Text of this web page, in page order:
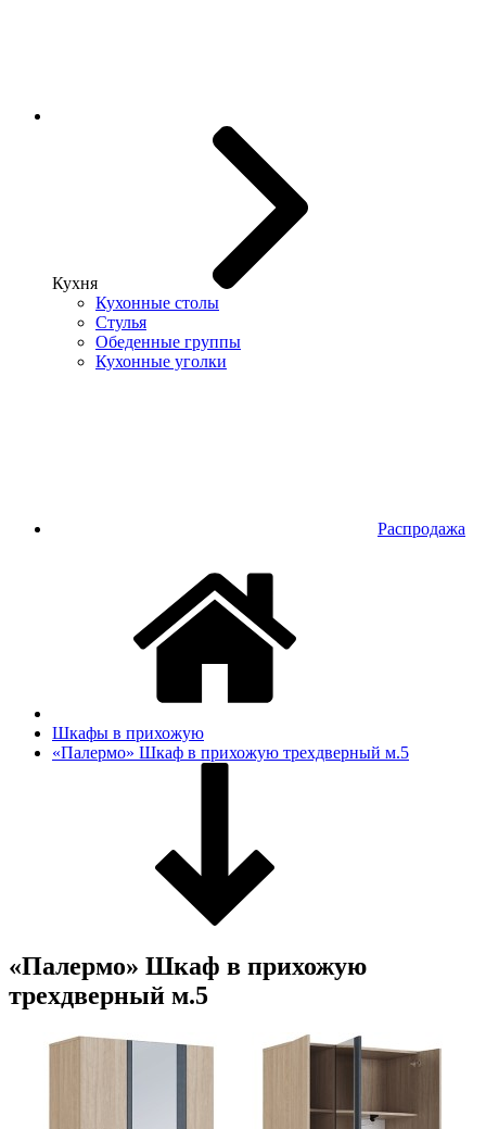
Кухня
Кухонные столы
Стулья
Обеденные группы
Кухонные уголки
Распродажа
Шкафы в прихожую
«Палермо» Шкаф в прихожую трехдверный м.5
«Палермо» Шкаф в прихожую
трехдверный м.5